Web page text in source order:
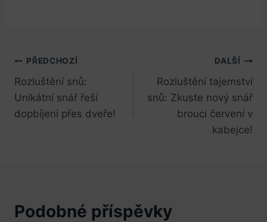
Navigace
pro
příspěvek
PŘEDCHOZÍ
Rozluštění snů:
Unikátní snář řeší
dopbíjení přes dveře!
DALŠÍ
Rozluštění tajemství
snů: Zkuste nový snář
brouci červení v
kabejce!
Podobné příspěvky